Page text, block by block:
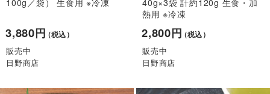
100g／袋） 生食用 ※冷凍
3,880円（税込）
販売中
日野商店
40g×3袋 計約120g 生食・加
熱用 ※冷凍
2,800円（税込）
販売中
日野商店